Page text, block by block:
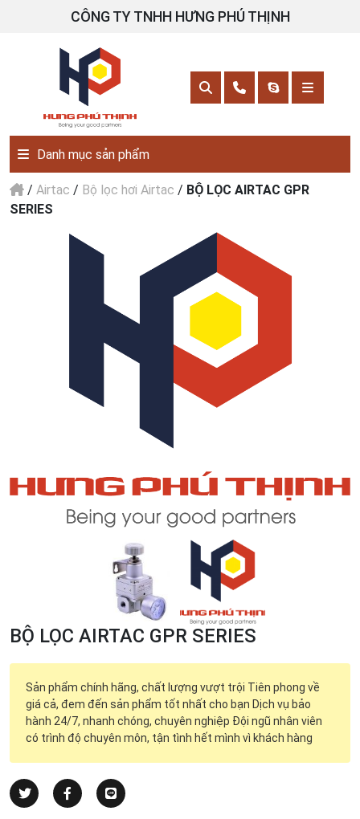
CÔNG TY TNHH HƯNG PHÚ THỊNH
Danh mục sản phẩm
/ Airtac / Bộ lọc hơi Airtac / BỘ LỌC AIRTAC GPR
SERIES
BỘ LỌC AIRTAC GPR SERIES
Sản phẩm chính hãng, chất lượng vượt trội Tiên phong về
giá cả, đem đến sản phẩm tốt nhất cho bạn Dịch vụ bảo
hành 24/7, nhanh chóng, chuyên nghiệp Đội ngũ nhân viên
có trình độ chuyên môn, tận tình hết mình vì khách hàng